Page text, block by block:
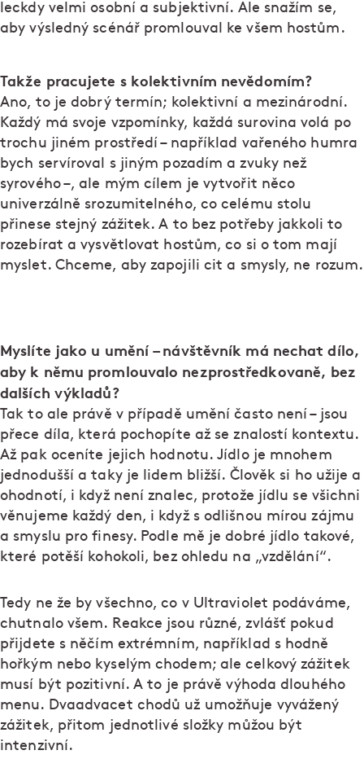
leckdy velmi osobní a subjektivní. Ale snažím se,
aby výsledný scénář promlouval ke všem hostům.
Takže pracujete s kolektivním nevědomím?
Ano, to je dobrý termín; kolektivní a mezinárodní.
Každý má svoje vzpomínky, každá surovina volá po
trochu jiném prostředí – například vařeného humra
bych servíroval s jiným pozadím a zvuky než
syrového –, ale mým cílem je vytvořit něco
univerzálně srozumitelného, co celému stolu
přinese stejný zážitek. A to bez potřeby jakkoli to
rozebírat a vysvětlovat hostům, co si o tom mají
myslet. Chceme, aby zapojili cit a smysly, ne rozum.
Myslíte jako u umění – návštěvník má nechat dílo,
aby k němu promlouvalo nezprostředkovaně, bez
dalších výkladů?
Tak to ale právě v případě umění často není – jsou
přece díla, která pochopíte až se znalostí kontextu.
Až pak oceníte jejich hodnotu. Jídlo je mnohem
jednodušší a taky je lidem bližší. Člověk si ho užije a
ohodnotí, i když není znalec, protože jídlu se všichni
věnujeme každý den, i když s odlišnou mírou zájmu
a smyslu pro finesy. Podle mě je dobré jídlo takové,
které potěší kohokoli, bez ohledu na „vzdělání“.
Tedy ne že by všechno, co v Ultraviolet podáváme,
chutnalo všem. Reakce jsou různé, zvlášť pokud
přijdete s něčím extrémním, například s hodně
hořkým nebo kyselým chodem; ale celkový zážitek
musí být pozitivní. A to je právě výhoda dlouhého
menu. Dvaadvacet chodů už umožňuje vyvážený
zážitek, přitom jednotlivé složky můžou být
intenzivní.